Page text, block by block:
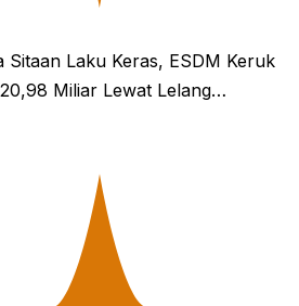
Sitaan Laku Keras, ESDM Keruk
Miliar Lewat Lelang…